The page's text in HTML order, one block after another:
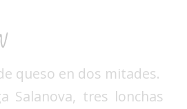
queso en dos mitades.
Salanova, tres lonchas